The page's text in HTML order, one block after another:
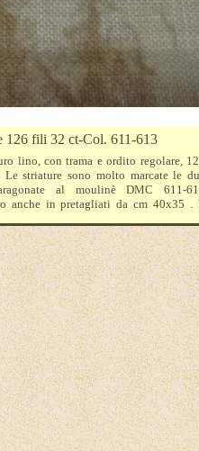
126 fili 32 ct-Col. 611-613
lino, con trama e ordito regolare,
striature sono molto marcate le
al moulinè DMC 611-
anche in pretagliati da cm 40x35 .